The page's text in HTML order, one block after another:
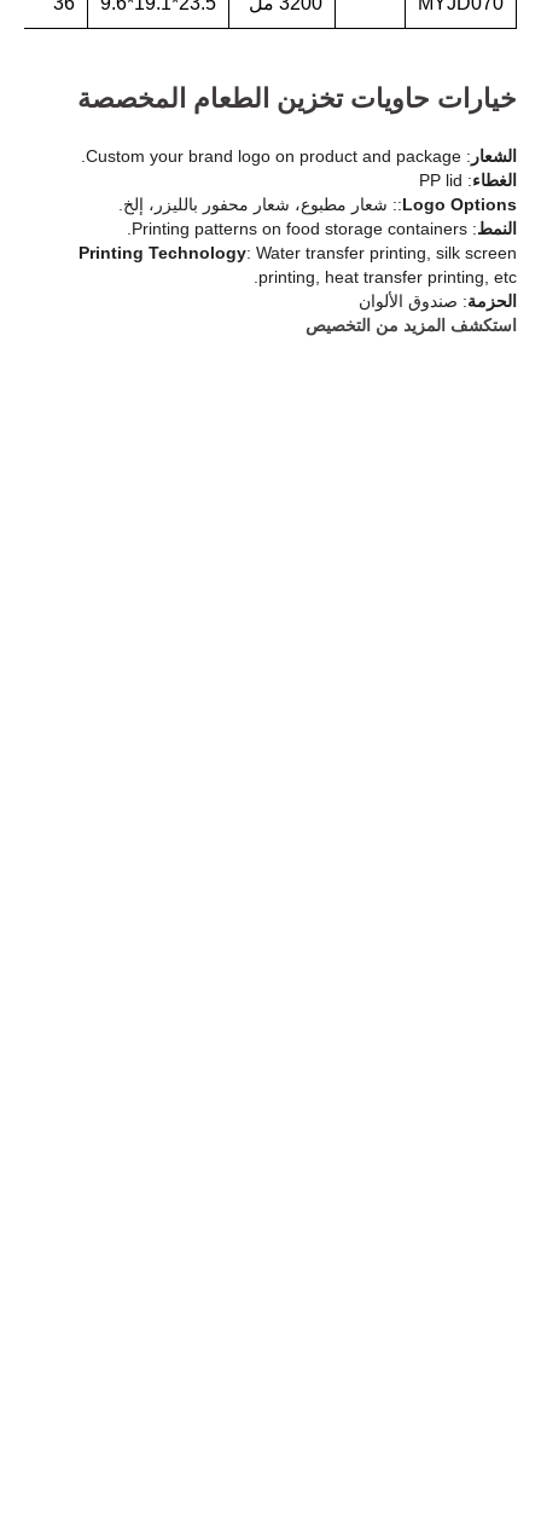
خيارات حاويات تخزين الطعام المخصصة
الشعار : Custom your brand logo on product and package.
الغطاء: PP lid
Logo Options:: شعار مطبوع، شعار محفور بالليزر، إلخ.
النمط: Printing patterns on food storage containers.
Printing Technology: Water transfer printing, silk screen
printing, heat transfer printing, etc.
الحزمة: صندوق الألوان
استكشف المزيد من التخصيص